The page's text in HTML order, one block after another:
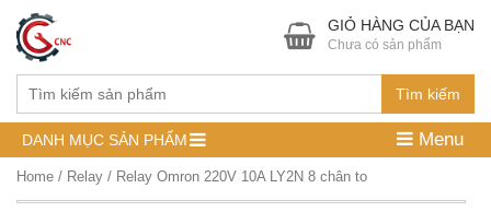
Tìm kiếm
GIỎ HÀNG CỦA BẠN
Chưa có sản phẩm
DANH MỤC SẢN PHẨM Menu
Home / Relay / Relay Omron 220V 10A LY2N 8 chân to